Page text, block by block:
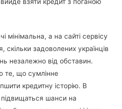
мінімальна, а на сайті сервісу
скільки задоволених українців
незалежно від обставин.
те, що сумлінне
кредитну історію. В
підвищаться шанси на